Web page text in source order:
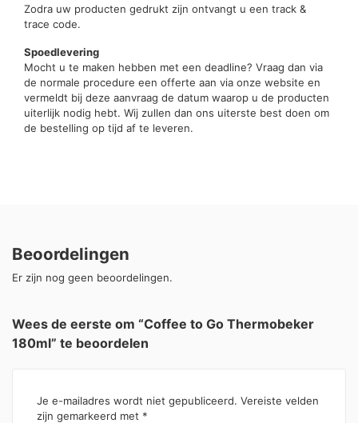
Zodra uw producten gedrukt zijn ontvangt u een track &
trace code.
Spoedlevering
Mocht u te maken hebben met een deadline? Vraag dan via
de normale procedure een offerte aan via onze website en
vermeldt bij deze aanvraag de datum waarop u de producten
uiterlijk nodig hebt. Wij zullen dan ons uiterste best doen om
de bestelling op tijd af te leveren.
Beoordelingen
Er zijn nog geen beoordelingen.
Wees de eerste om “Coffee to Go Thermobeker
180ml” te beoordelen
Je e-mailadres wordt niet gepubliceerd. Vereiste velden
zijn gemarkeerd met *